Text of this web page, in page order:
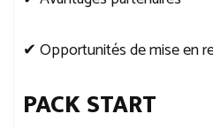
✔ Opportunités de mise en
PACK START